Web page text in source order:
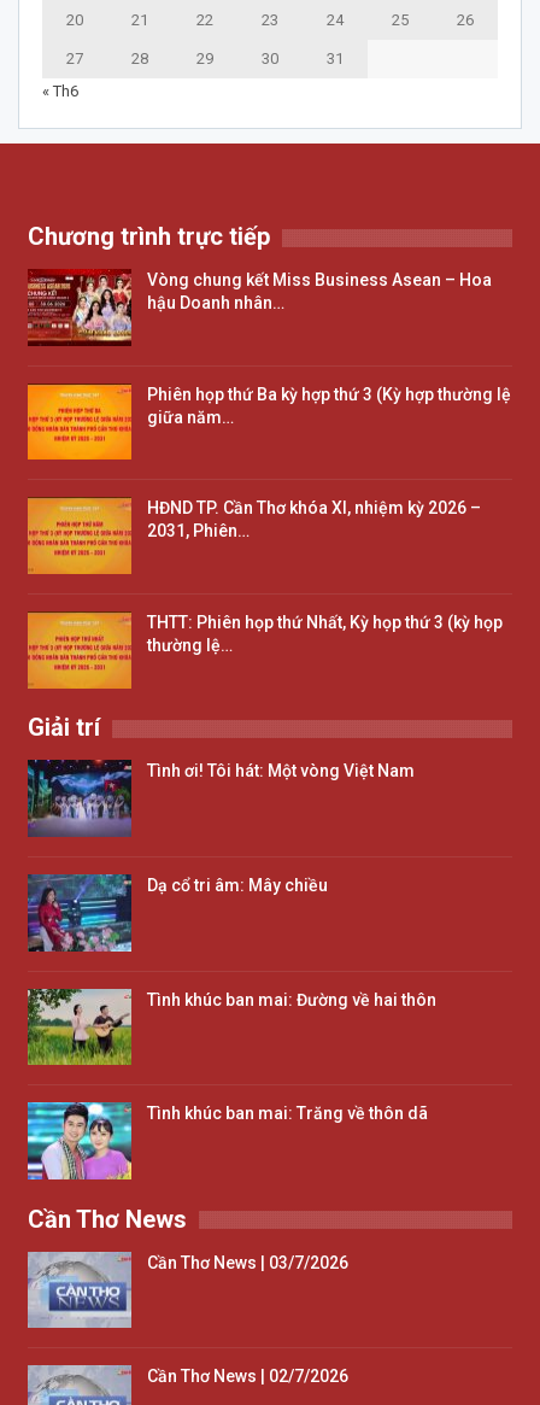
20 21 22 23 24 25 26
27 28 29 30
31
« Th6
Chương trình trực tiếp
Vòng chung kết Miss Business Asean – Hoa
hậu Doanh nhân…
Phiên họp thứ Ba kỳ hợp thứ 3 (Kỳ hợp thường lệ
giữa năm…
HĐND TP. Cần Thơ khóa XI, nhiệm kỳ 2026 –
2031, Phiên…
THTT: Phiên họp thứ Nhất, Kỳ họp thứ 3 (kỳ họp
thường lệ…
Giải trí
Tình ơi! Tôi hát: Một vòng Việt Nam
Dạ cổ tri âm: Mây chiều
Tình khúc ban mai: Đường về hai thôn
Tình khúc ban mai: Trăng về thôn dã
Cần Thơ News
Cần Thơ News | 03/7/2026
Cần Thơ News | 02/7/2026